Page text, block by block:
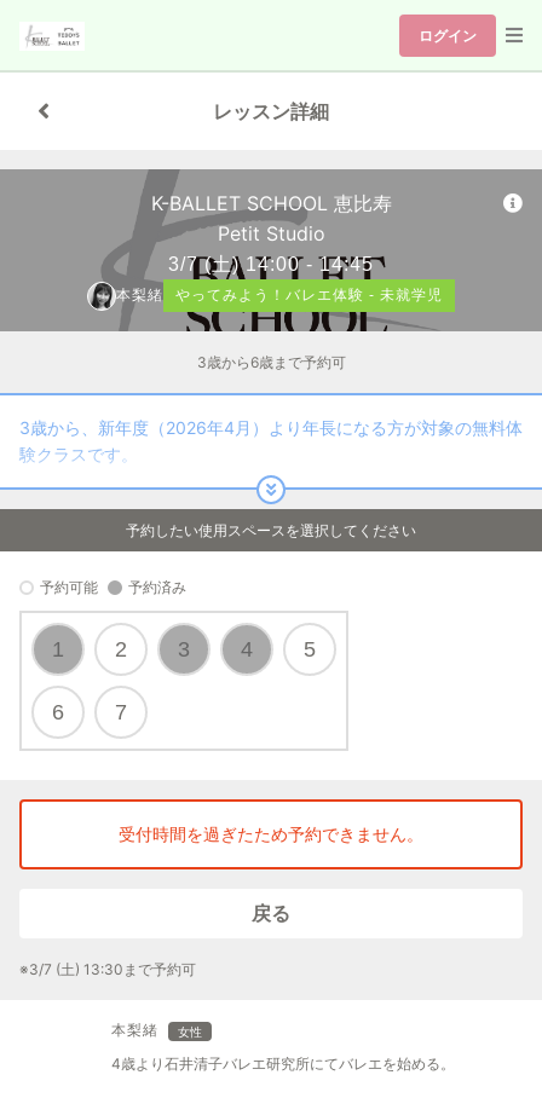
ログイン
レッスン詳細
K-BALLET SCHOOL 恵比寿
Petit Studio
3/7 (土) 14:00 - 14:45
本梨緒 やってみよう！バレエ体験 - 未就学児
3歳から6歳まで予約可
3歳から、新年度（2026年4月）より年長になる方が対象の無料体
験クラスです。
◆「やってみよう！バレエ体験」受講料
◆クラス内容
体験レッスン30分＋スクール説明15分
◆服装・持ち物
・服装：自由（動きやすい服装でOK）
・髪型：ポニーテールなど髪が長い方はまとめてください
◆バレエシューズをお持ちでない方には無料レンタルいたしま
予約したい使用スペースを選択してください
予約可能 予約済み
1 2 3 4 5
6 7
受付時間を過ぎたため予約できません。
戻る
※3/7 (土) 13:30まで予約可
本梨緒 女性
4歳より石井清子バレエ研究所にてバレエを始める。